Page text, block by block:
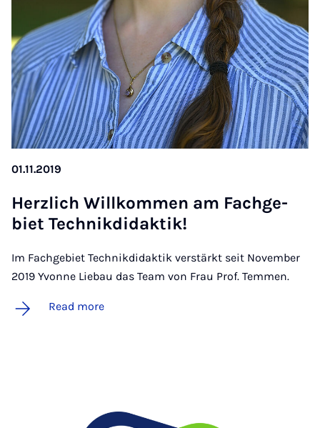
01.11.2019
Herz­lich Willkom­men am Fachge­
biet Tech­nik­didak­tik!
Im Fachgebiet Technikdidaktik verstärkt seit November
2019 Yvonne Liebau das Team von Frau Prof. Temmen.
Read more